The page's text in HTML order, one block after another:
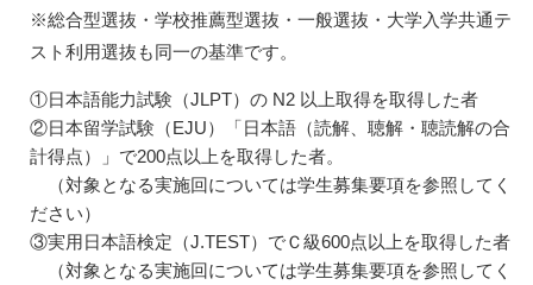
※総合型選抜・学校推薦型選抜・一般選抜・大学入学共通テ
スト利用選抜も同一の基準です。
①日本語能力試験（JLPT）の N2 以上取得を取得した者
②日本留学試験（EJU）「日本語（読解、聴解・聴読解の合
計得点）」で200点以上を取得した者。
（対象となる実施回については学生募集要項を参照してく
ださい）
③実用日本語検定（J.TEST）でＣ級600点以上を取得した者
（対象となる実施回については学生募集要項を参照してく